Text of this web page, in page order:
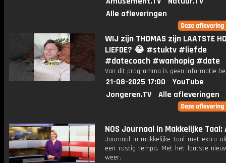
Alle afleveringen
WIJ zijn THOMAS zijn LAATSTE
LIEFDE? 😂 #stuktv #liefde
#datecoach #wanhopig #date
Van dit programma is geen informatie
21-08-2025 17:00
YouTube
Jongeren.TV
Alle afleveringen
NOS Journaal in Makkelijke Taal:
Journaal in makkelijke taal met extra
een rustig tempo. Met het laatste
weer.